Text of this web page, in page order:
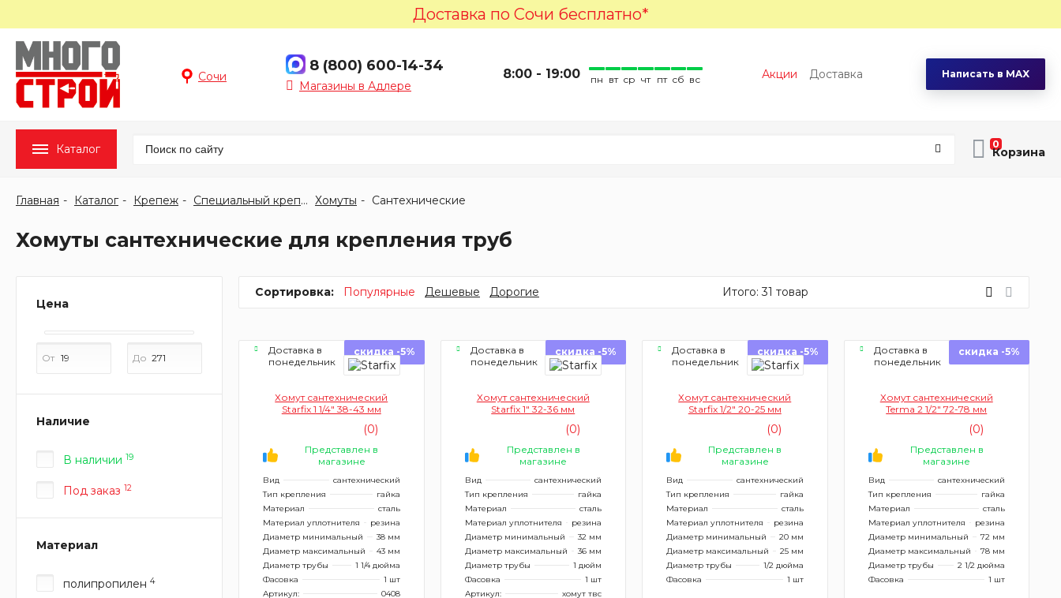
Доставка по Сочи бесплатно*
Сочи
8 (800) 600-14-34 Написать в MAX
Магазины в Адлере
8:00 - 19:00 пн вт ср чт пт сб вс Акции Доставка
Каталог 0
Главная Каталог Крепеж Специальный крепеж Хомуты Сантехнические
Хомуты сантехнические для крепления труб
Цена
От До
Наличие
В наличии 19
Под заказ 12
Материал
полипропилен 4
Сортировка: Популярные Дешевые Дорогие Итого:31 товар
Доставка в
понедельник
скидка -5%
Хомут сантехнический
Starfix 1 1/4" 38-43 мм
(0)
Представлен в
магазине
Вид
сантехнический
Тип крепления
гайка
Материал
сталь
Материал уплотнителя
резина
Диаметр минимальный
38 мм
Диаметр максимальный
43 мм
Диаметр трубы
1 1/4 дюйма
Фасовка
1 шт
Артикул:
0408
Доставка в
понедельник
скидка -5%
Хомут сантехнический
Starfix 1" 32-36 мм
(0)
Представлен в
магазине
Вид
сантехнический
Тип крепления
гайка
Материал
сталь
Материал уплотнителя
резина
Диаметр минимальный
32 мм
Диаметр максимальный
36 мм
Диаметр трубы
1 дюйм
Фасовка
1 шт
Артикул:
хомут твс
Доставка в
понедельник
скидка -5%
Хомут сантехнический
Starfix 1/2" 20-25 мм
(0)
Представлен в
магазине
Вид
сантехнический
Тип крепления
гайка
Материал
сталь
Материал уплотнителя
резина
Диаметр минимальный
20 мм
Диаметр максимальный
25 мм
Диаметр трубы
1/2 дюйма
Фасовка
1 шт
Доставка в
понедельник
скидка -5%
Хомут сантехнический
Terma 2 1/2" 72-78 мм
(0)
Представлен в
магазине
Вид
сантехнический
Тип крепления
гайка
Материал
сталь
Материал уплотнителя
резина
Диаметр минимальный
72 мм
Диаметр максимальный
78 мм
Диаметр трубы
2 1/2 дюйма
Фасовка
1 шт